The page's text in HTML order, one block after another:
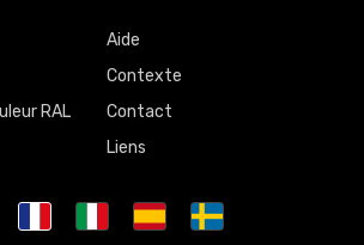
RAL
Aide
Contexte
Contact
Liens